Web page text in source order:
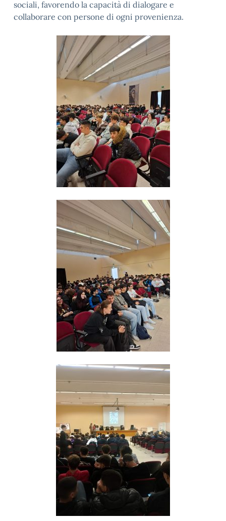
sociali, favorendo la capacità di dialogare e
collaborare con persone di ogni provenienza.